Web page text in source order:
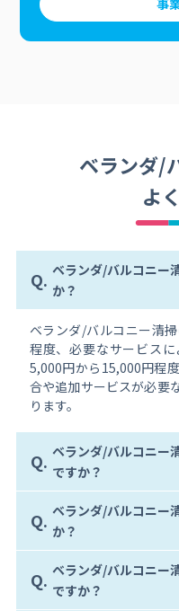
事
ベランダ/
よ
Q. ベランダ/バルコニー
か？
ベランダ/バルコニー清
程度、必要なサービス
5,000円から15,000円程
合や追加サービスが必要
ります。
Q. ベランダ/バルコニー
ですか？
Q. ベランダ/バルコニー
か？
Q. ベランダ/バルコニー
ですか？